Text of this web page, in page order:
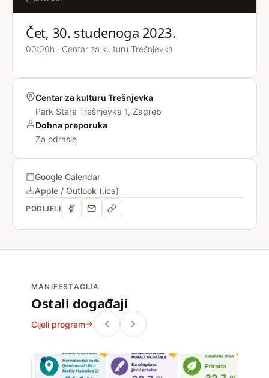
Čet, 30. studenoga 2023.
00:00h · Centar za kulturu Trešnjevka
Centar za kulturu Trešnjevka
Park Stara Trešnjevka 1, Zagreb
Dobna preporuka
Za odrasle
Google Calendar
Apple / Outlook (.ics)
PODIJELI
MANIFESTACIJA
Ostali događaji
Cijeli program